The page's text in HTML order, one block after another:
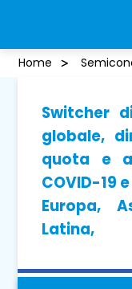
Home
Switcher
globale,
quota e
COVID-19
Europa,
Latina,